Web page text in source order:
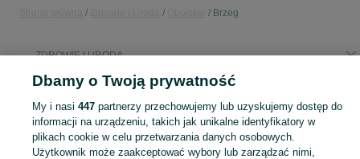
Brzeg
ZDROWIE I URODA
Sprzedaż produktów zdrowia i urody Brzeg ▶️ Kosmetyki, perfumy, sprzęt medyczny ✅ Nowe i używane w najlepszych cenach ☝ Znajdź ogłoszenia na OLX.pl!
Dbamy o Twoją prywatność
My i nasi 447partnerzy przechowujemy lub uzyskujemy dostęp do
informacji na urządzeniu, takich jak unikalne identyfikatory w
plikach cookie w celu przetwarzania danych osobowych.
Użytkownik może zaakceptować wybory lub zarządzać nimi,